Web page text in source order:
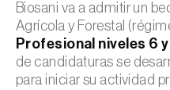
Biosani va a admitir un
Agrícola y Forestal
Profesional niveles 6 y
de candidaturas se
para iniciar su actividad